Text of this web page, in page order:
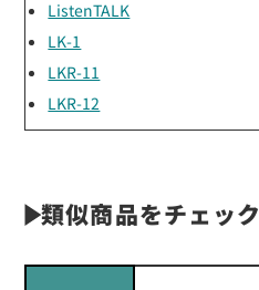
ListenTALK
LK-1
LKR-11
LKR-12
類似商品をチェック